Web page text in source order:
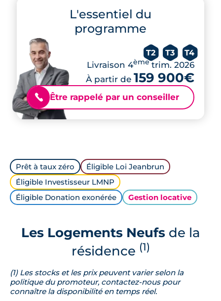
L'essentiel du
programme
T2 T3 T4
Livraison 4èmetrim. 2026
À partir de 159 900€
📞 Être rappelé par un conseiller
Prêt à taux zéro
Éligible Loi Jeanbrun
Éligible Investisseur LMNP
Éligible Donation exonérée
Gestion locative
Les Logements Neufsde la
résidence (1)
(1) Les stocks et les prix peuvent varier selon la
politique du promoteur, contactez-nous pour
connaître la disponibilité en temps réel.